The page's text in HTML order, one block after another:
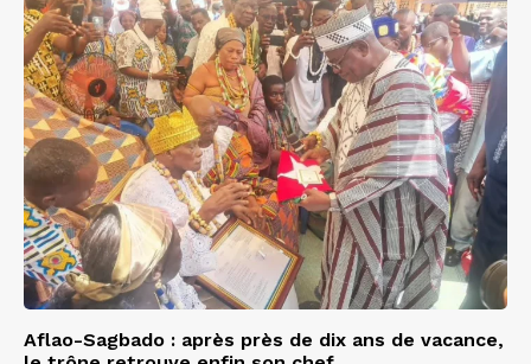
Aflao-Sagbado : après près de dix ans de vacance,